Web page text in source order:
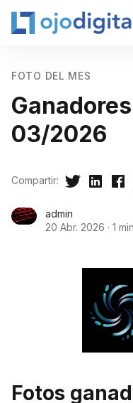
FOTO DEL MES
03/2026
admin
20 Abr. 2026 · 1
Compartir:
Fotos